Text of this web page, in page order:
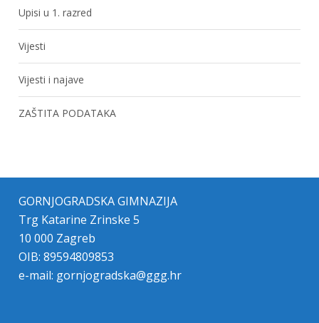
Upisi u 1. razred
Vijesti
Vijesti i najave
ZAŠTITA PODATAKA
GORNJOGRADSKA GIMNAZIJA
Trg Katarine Zrinske 5
10 000 Zagreb
OIB: 89594809853
e-mail: gornjogradska@ggg.hr